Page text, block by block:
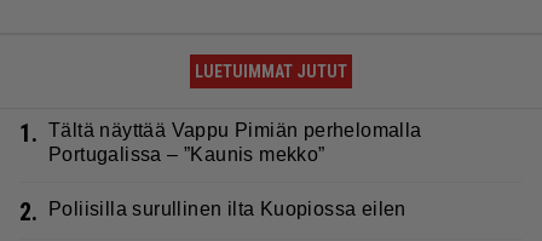
LUETUIMMAT JUTUT
1. Tältä näyttää Vappu Pimiän perhelomalla
Portugalissa – ”Kaunis mekko”
2. Poliisilla surullinen ilta Kuopiossa eilen